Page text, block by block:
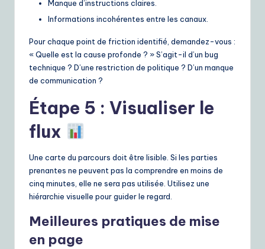
Manque d’instructions claires.
Informations incohérentes entre les canaux.
Pour chaque point de friction identifié, demandez-vous :
« Quelle est la cause profonde ? » S’agit-il d’un bug
technique ? D’une restriction de politique ? D’un manque
de communication ?
Étape 5 : Visualiser le
flux
Une carte du parcours doit être lisible. Si les parties
prenantes ne peuvent pas la comprendre en moins de
cinq minutes, elle ne sera pas utilisée. Utilisez une
hiérarchie visuelle pour guider le regard.
Meilleures pratiques de mise
en page